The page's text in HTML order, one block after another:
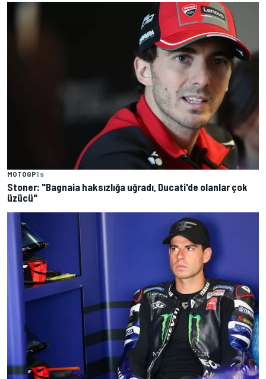
MOTOGP1 s
Stoner: "Bagnaia haksızlığa uğradı, Ducati'de olanlar çok
üzücü"